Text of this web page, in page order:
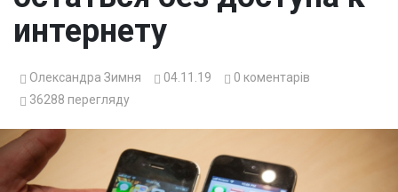
интернету
Олександра Зимня 04.11.19 0 коментарів
36288 перегляду